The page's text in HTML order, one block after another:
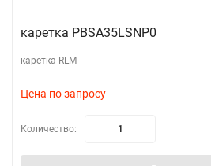
каретка PBSA35LSNP0
каретка RLM
Цена по запросу
Количество: